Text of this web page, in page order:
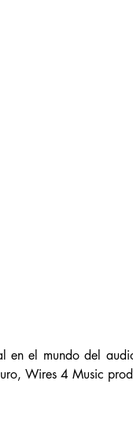
en el mundo del
Wires 4 Music